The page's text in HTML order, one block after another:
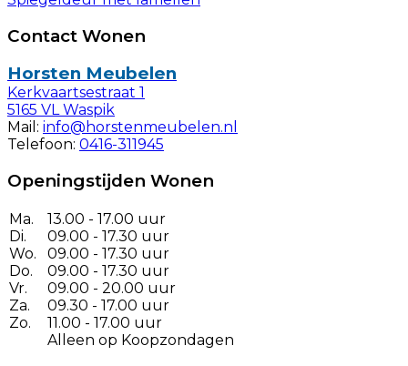
Contact Wonen
Horsten Meubelen
Kerkvaartsestraat 1
5165 VL Waspik
Mail: info@horstenmeubelen.nl
Telefoon: 0416-311945
Openingstijden Wonen
Ma.
Di.
Wo.
Do.
Vr.
Za.
Zo.
13.00 - 17.00 uur
09.00 - 17.30 uur
09.00 - 17.30 uur
09.00 - 17.30 uur
09.00 - 20.00 uur
09.30 - 17.00 uur
11.00 - 17.00 uur
Alleen op Koopzondagen